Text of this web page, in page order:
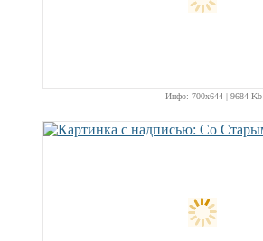
Инфо: 700х644 | 9684 Kb